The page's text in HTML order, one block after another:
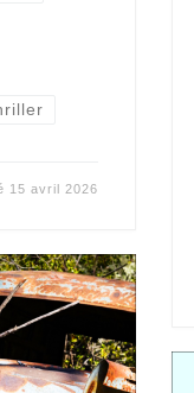
15 avril 2026